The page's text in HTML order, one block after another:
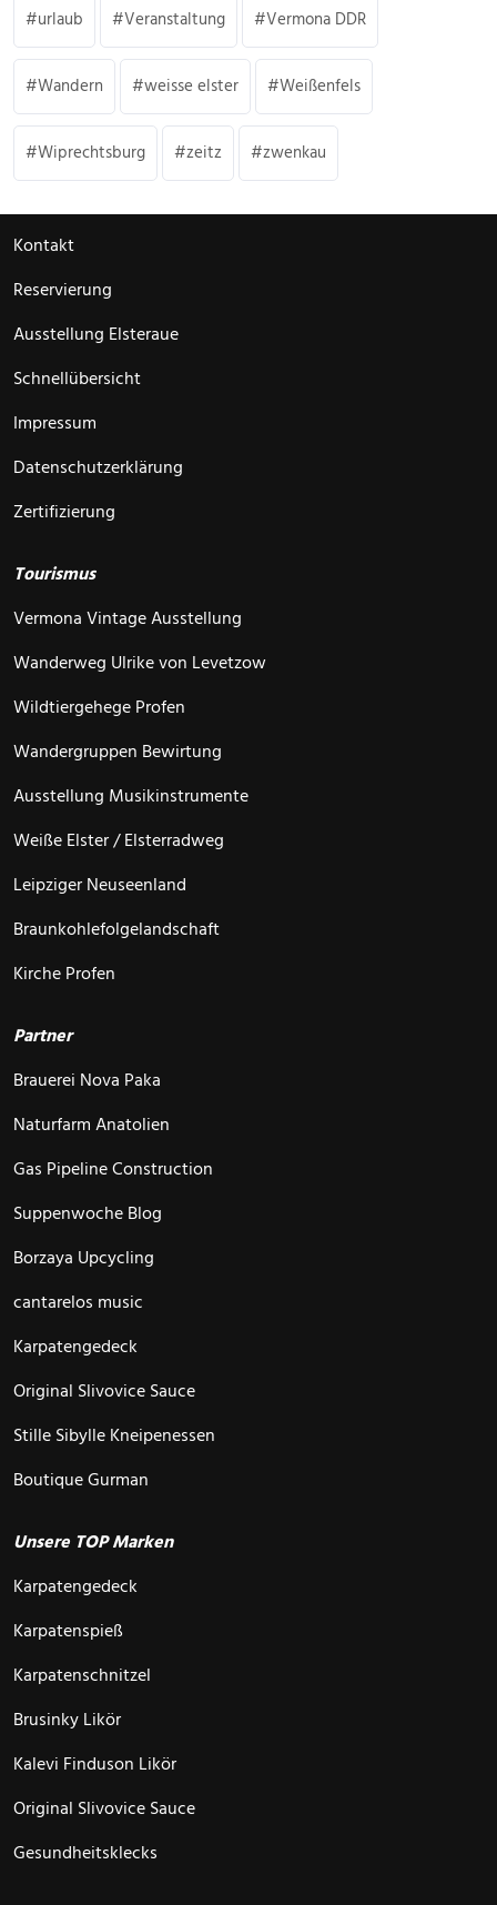
urlaub Veranstaltung Vermona DDR
Wandern weisse elster Weißenfels
Wiprechtsburg zeitz zwenkau
Kontakt
Reservierung
Ausstellung Elsteraue
Schnellübersicht
Impressum
Datenschutzerklärung
Zertifizierung
Tourismus
Vermona Vintage Ausstellung
Wanderweg Ulrike von Levetzow
Wildtiergehege Profen
Wandergruppen Bewirtung
Ausstellung Musikinstrumente
Weiße Elster / Elsterradweg
Leipziger Neuseenland
Braunkohlefolgelandschaft
Kirche Profen
Partner
Brauerei Nova Paka
Naturfarm Anatolien
Gas Pipeline Construction
Suppenwoche Blog
Borzaya Upcycling
cantarelos music
Karpatengedeck
Original Slivovice Sauce
Stille Sibylle Kneipenessen
Boutique Gurman
Unsere TOP Marken
Karpatengedeck
Karpatenspieß
Karpatenschnitzel
Brusinky Likör
Kalevi Finduson Likör
Original Slivovice Sauce
Gesundheitsklecks